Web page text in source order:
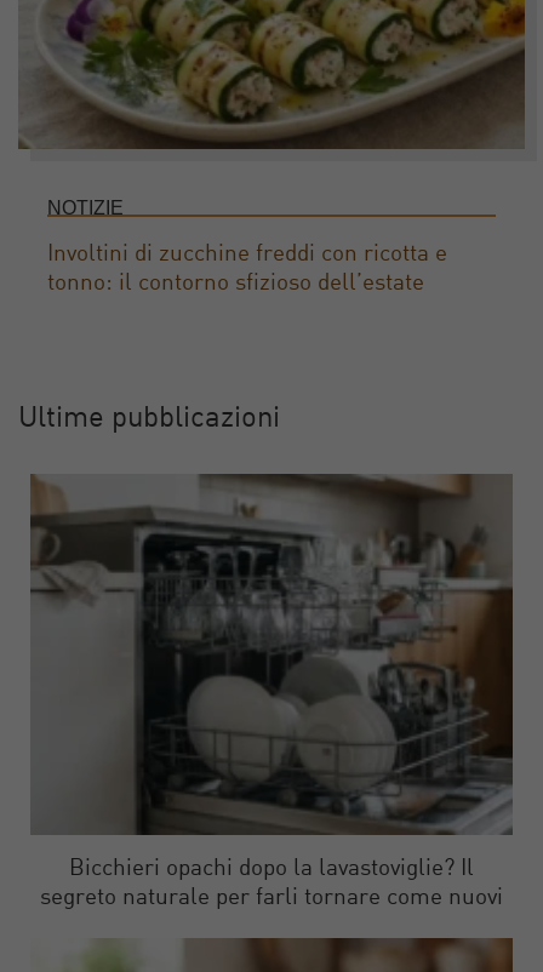
NOTIZIE
Involtini di zucchine freddi con ricotta e
tonno: il contorno sfizioso dell’estate
Ultime pubblicazioni
Bicchieri opachi dopo la lavastoviglie? Il
segreto naturale per farli tornare come nuovi